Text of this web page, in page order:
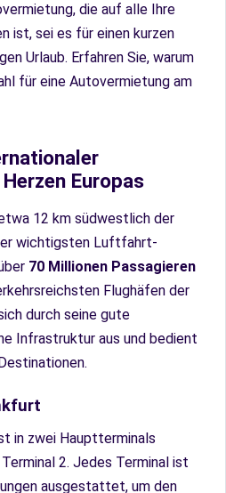
die auf alle Ihre
ist, sei es für einen kurzen
Urlaub. Erfahren Sie, warum
für eine Autovermietung am
Europas
12 km südwestlich der
wichtigsten Luftfahrt-
70 Millionen Passagieren
Flughäfen der
durch seine gute
Infrastruktur aus und bedient
in zwei Hauptterminals
2. Jedes Terminal ist
ausgestattet, um den